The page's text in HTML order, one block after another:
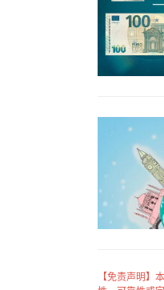
【免责声明】